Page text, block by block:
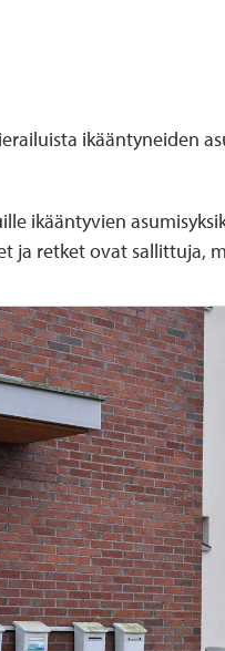
ikääntyneiden
ikääntyvien
ja retket ovat sallittuja,